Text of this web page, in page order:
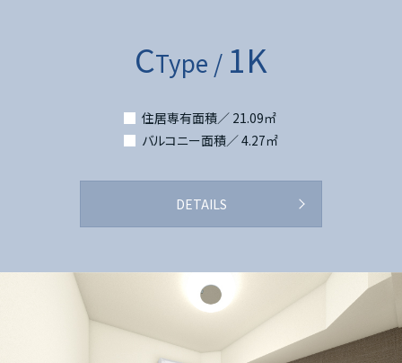
CType / 1K
住居専有面積／ 21.09㎡
バルコニー面積／ 4.27㎡
DETAILS